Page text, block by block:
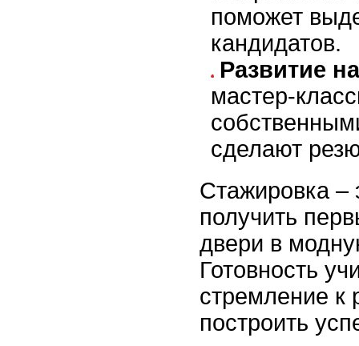
поможет
кандидатов.
Развитие
мастер-
сделают
Стажировка –
получить
двери в
Готовность
стремление к
построить